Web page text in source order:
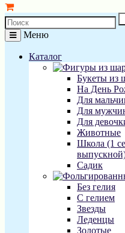
Меню
Каталог
Букеты из
На День
Для
Для
Для
Животные
Школа (1
Садик
Без гелия
С гелием
Звезды
Леденцы
Золотые